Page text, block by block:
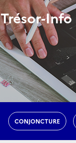
Trésor-Info
CONJONCTURE